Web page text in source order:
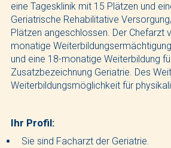
eine Tagesklinik mit 15 Plätzen und
Geriatrische Rehabilitative
Plätzen angeschlossen. Der Chefarzt
monatige
und eine 18-monatige Weiterbildung
Zusatzbezeichnung Geriatrie. Des
Weiterbildungsmöglichkeit für
Ihr Profil:
Sie sind Facharzt der Geriatrie.